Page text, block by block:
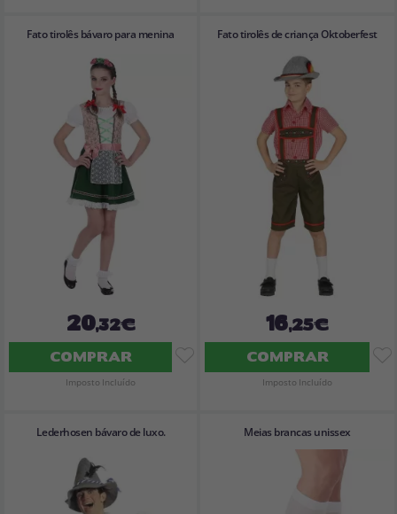
Fato tirolês bávaro para menina
20,32€
COMPRAR
Imposto Incluído
Fato tirolês de criança Oktoberfest
16,25€
COMPRAR
Imposto Incluído
Lederhosen bávaro de luxo. Meias brancas unissex